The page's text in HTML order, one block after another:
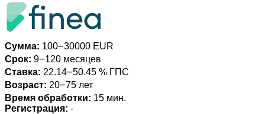
Сумма: 100౼30000 EUR
Срок: 9౼120 месяцев
Ставка: 22.14౼50.45 % ГПС
Возраст: 20౼75 лет
Время обработки: 15 мин.
Регистрация: -